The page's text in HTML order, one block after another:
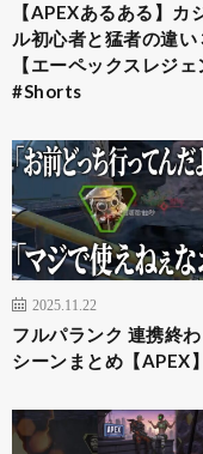
【APEXあるある】カ
ル初心者と猛者の違い
【エーペックスレジェ
#Shorts
2025.11.22
フルパランク 連携終
シーンまとめ【APEX】